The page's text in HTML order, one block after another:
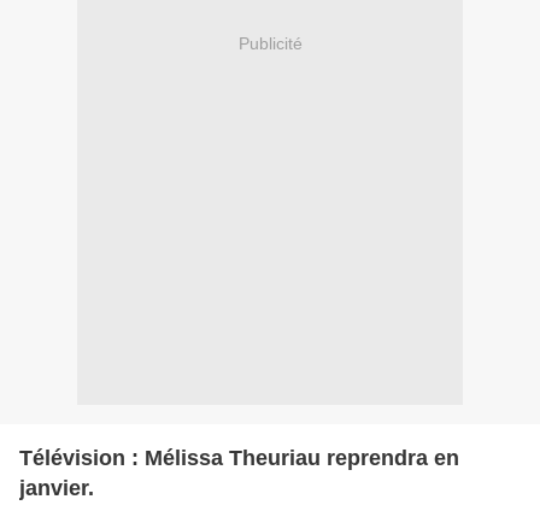
Publicité
Télévision : Mélissa Theuriau reprendra en
janvier.